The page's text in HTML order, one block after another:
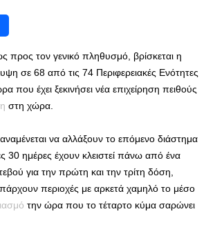
τον γενικό πληθυσμό, βρίσκεται η
σε 68 από τις 74 Περιφερειακές Ενότητες
που έχει ξεκινήσει νέα επιχείρηση πειθούς
στη χώρα.
να αλλάξουν το επόμενο διάστημα
30 ημέρες έχουν κλειστεί πάνω από ένα
για την πρώτη και την τρίτη δόση,
περιοχές με αρκετά χαμηλό το μέσο
την ώρα που το τέταρτο κύμα σαρώνει